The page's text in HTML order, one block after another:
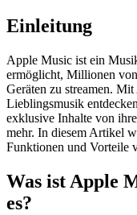
Einleitung
Apple Music ist ein
ermöglicht, Millionen
Geräten zu streamen.
Lieblingsmusik
exklusive Inhalte von
mehr. In diesem Artikel
Funktionen und Vorteile
Was ist Apple
es?